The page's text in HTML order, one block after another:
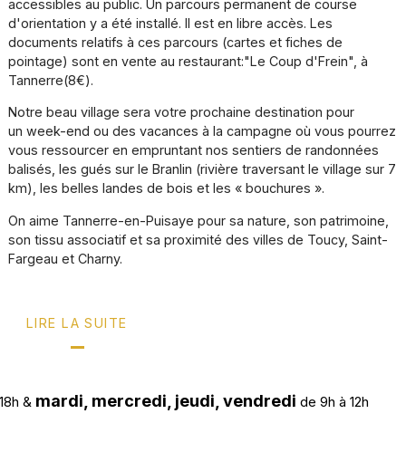
accessibles au public. Un parcours permanent de course
d'orientation y a été installé. Il est en libre accès. Les
documents relatifs à ces parcours (cartes et fiches de
pointage) sont en vente au restaurant:"Le Coup d'Frein" , à
Tannerre(8€).
Notre beau village sera votre prochaine destination pour
un week-end ou des vacances à la campagne où vous pourrez
vous ressourcer en empruntant nos sentiers de randonnées
balisés, les gués sur le Branlin (rivière traversant le village sur 7
km), les belles landes de bois et les « bouchures ».
On aime Tannerre-en-Puisaye pour sa nature, son patrimoine,
son tissu associatif et sa proximité des villes de Toucy, Saint-
Fargeau et Charny.
LIRE LA SUITE
mardi, mercredi, jeudi, vendredide 9h à 12h